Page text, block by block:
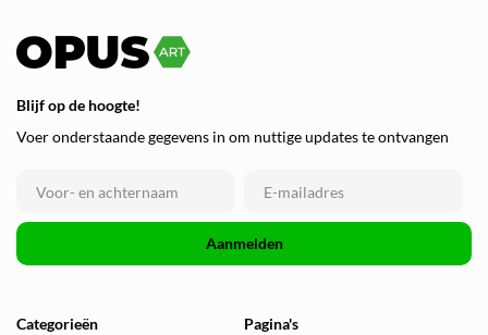
Blijf op de hoogte!
Voer onderstaande gegevens in om nuttige updates te ontvangen
Aanmelden
Categorieën Pagina's